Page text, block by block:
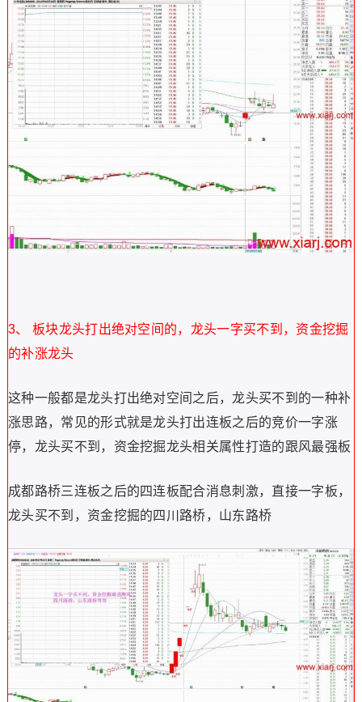
3、 板块龙头打出绝对空间的，龙头一字买不到，资金挖掘
的补涨龙头
这种一般都是龙头打出绝对空间之后，龙头买不到的一种补
涨思路，常见的形式就是龙头打出连板之后的竞价一字涨
停，龙头买不到，资金挖掘龙头相关属性打造的跟风最强板
成都路桥三连板之后的四连板配合消息刺激，直接一字板，
龙头买不到，资金挖掘的四川路桥，山东路桥